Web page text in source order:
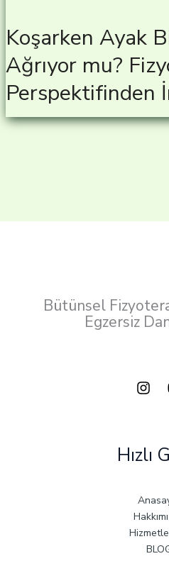
Koşarken Ayak
Ağrıyor mu?
Perspektifinden
Bütünsel
Egzersiz
Hızlı